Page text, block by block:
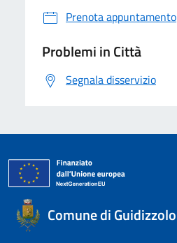
Prenota appuntamento
Problemi in Città
Segnala disservizio
Comune di Guidizzolo